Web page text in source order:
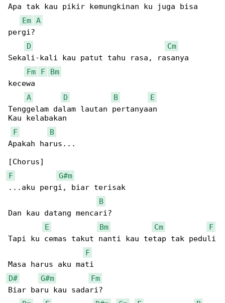
Apa tak kau pikir kemungkinan ku juga bisa
Em A
pergi?
D
Cm
Sekali-kali kau patut tahu rasa, rasanya
Fm
F
Bm
kecewa
A
D B
E
Tenggelam dalam lautan pertanyaan
Kau kelabakan
F
B
Apakah harus...
F
G#m
...aku pergi, biar terisak
B
Dan kau datang mencari?
E
Bm Cm
F
Tapi ku cemas takut nanti kau tetap tak peduli
F
D#
G#m
Fm
Biar baru kau sadari?